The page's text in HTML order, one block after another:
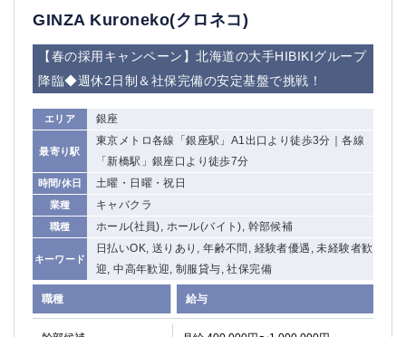
GINZA Kuroneko(クロネコ)
【春の採用キャンペーン】北海道の大手HIBIKIグループ
降臨◆週休2日制＆社保完備の安定基盤で挑戦！
エリア 銀座
最寄り駅
東京メトロ各線「銀座駅」A1出口より徒歩3分｜各線
「新橋駅」銀座口より徒歩7分
時間/休日 土曜・日曜・祝日
業種 キャバクラ
職種 ホール(社員), ホール(バイト), 幹部候補
キーワード
日払いOK, 送りあり, 年齢不問, 経験者優遇, 未経験者歓
迎, 中高年歓迎, 制服貸与, 社保完備
職種 給与